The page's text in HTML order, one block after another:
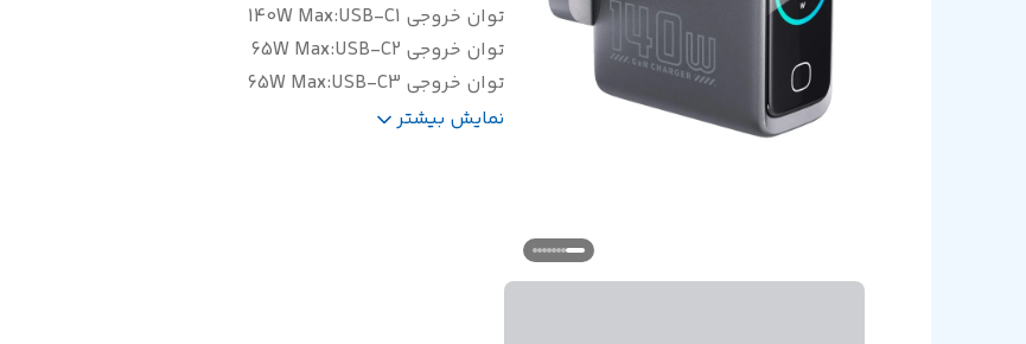
توان خروجی USB-C1
:
140W Max
توان خروجی USB-C2
:
65W Max
توان خروجی USB-C3
:
65W Max
USB-A1 Output
: نمایش بیشتر